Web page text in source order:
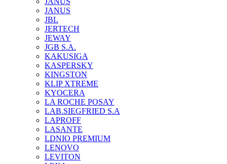
JANUS
JBL
JERTECH
JEWAY
JGB S.A.
KAKUSIGA
KASPERSKY
KINGSTON
KLIP XTREME
KYOCERA
LA ROCHE POSAY
LAB.SIEGFRIED S.A
LAPROFF
LASANTE
LDNIO PREMIUM
LENOVO
LEVITON